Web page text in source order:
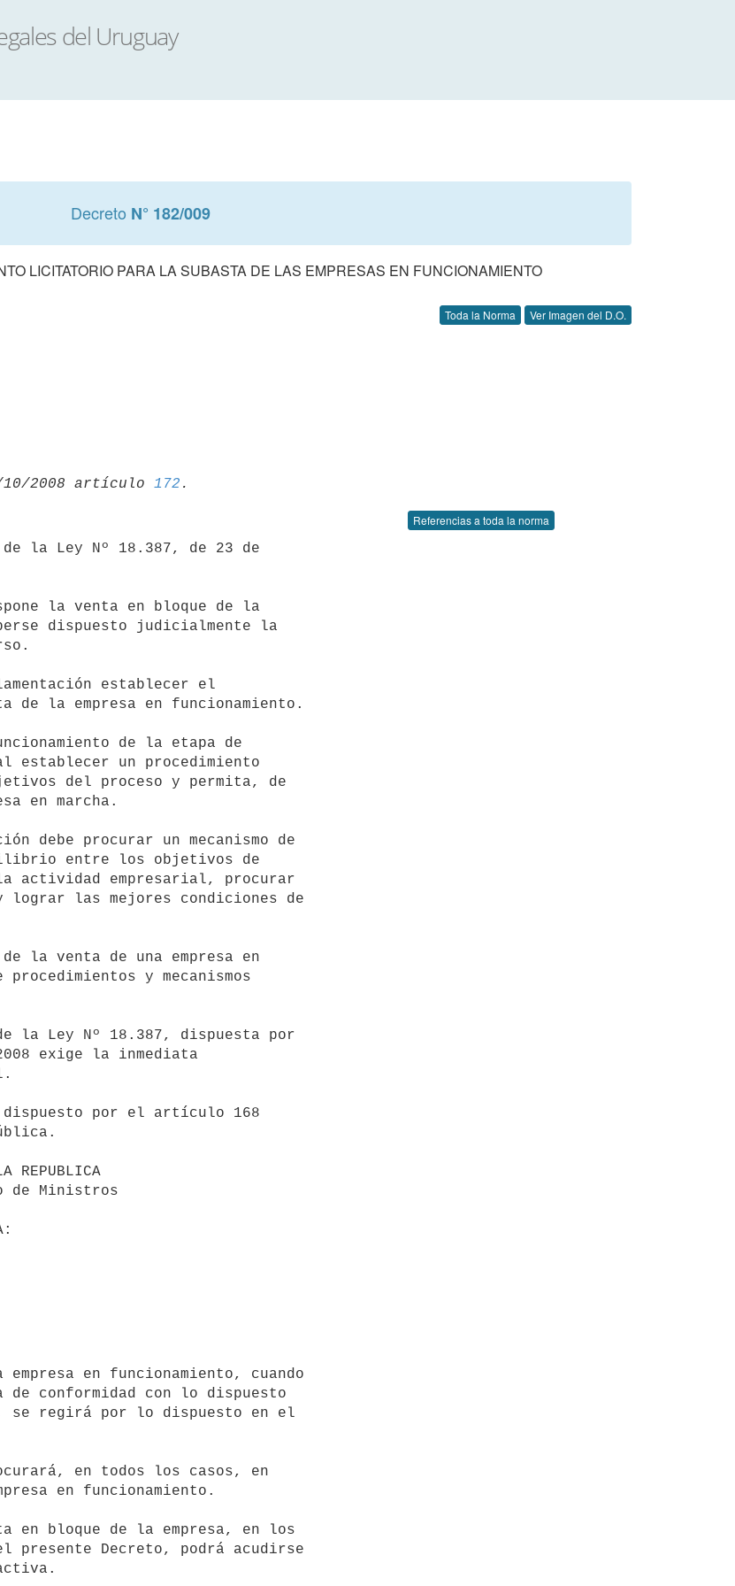
Decreto N° 182/009
LICITATORIO PARA LA SUBASTA DE LAS EMPRESAS EN FUNCIONAMIENTO
Toda la Norma Ver Imagen del D.O.
10/2008 artículo 172
Referencias a toda la norma
la Ley Nº 18.387, de 23 de
la venta en bloque de la
dispuesto judicialmente la
establecer el
la empresa en funcionamiento.
de la etapa de
establecer un procedimiento
del proceso y permita, de
en marcha.
debe procurar un mecanismo de
entre los objetivos de
actividad empresarial, procurar
las mejores condiciones de
la venta de una empresa en
y mecanismos
la Ley Nº 18.387, dispuesta por
exige la inmediata
dispuesto por el artículo 168
conformidad con lo dispuesto
se regirá por lo dispuesto en el
en todos los casos, en
en funcionamiento.
en bloque de la empresa, en los
presente Decreto, podrá acudirse